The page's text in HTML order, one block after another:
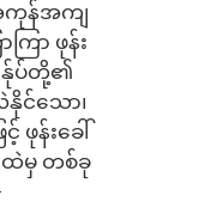
ကုန်အကျ
ကြာ ဖုန်း
န်ုပ်တို့၏
င်သော၊
ဖုန်းခေါ်
ထဲမှ တစ်ခု